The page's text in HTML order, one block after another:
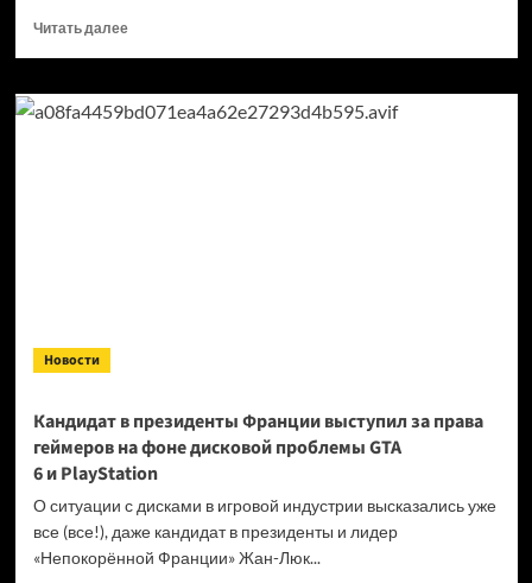
Читать далееПрочитать
Продажи
Cyberpunk
Новости
Кандидат в президенты Франции выступил за права
геймеров на фоне дисковой проблемы GTA
6 и PlayStation
О ситуации с дисками в игровой индустрии высказались уже
все (все!), даже кандидат в президенты и лидер
«Непокорённой Франции» Жан-Люк...